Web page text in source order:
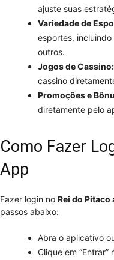
ajuste suas
Variedade de
esportes,
outros.
Jogos de Cassino:
cassino
Promoções e
diretamente pelo
Como Fazer
App
Fazer login no Rei do Pitaco
passos abaixo:
Abra o aplicativo
Clique em